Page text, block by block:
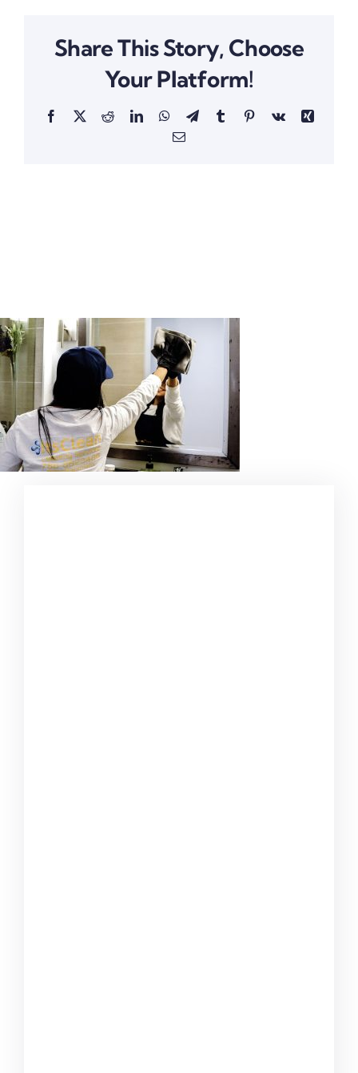
Share This Story, Choose
Your Platform!
Facebook
X RedditLinkedInWhatsApp
TelegramTumblrPinterestVk
Xing
Email